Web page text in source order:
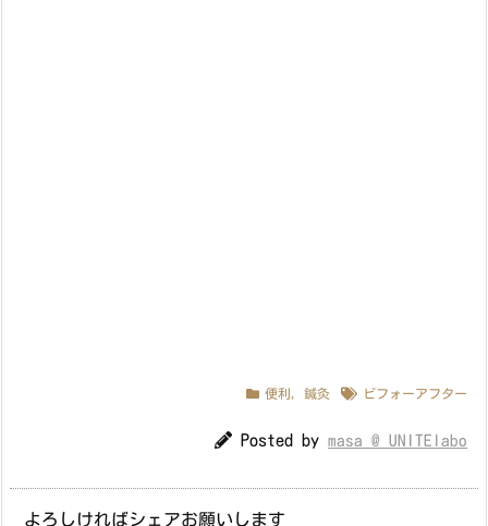
便利 , 鍼灸 ビフォーアフター
Posted by masa @ UNITElabo
よろしければシェアお願いします